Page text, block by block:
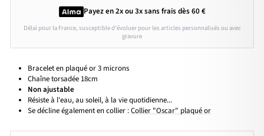
Payez en 2x ou 3xsans fraisdès 60 €
Délai pour la France, susceptible d'évoluer pour les articles personnalisés ou avec
gravure
Bracelet en plaqué or 3 microns
Chaîne torsadée 18cm
Non ajustable
Résiste à l'eau, au soleil, à la vie quotidienne...
Se décline également en collier :Collier "Oscar" plaqué or